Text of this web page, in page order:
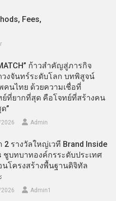
Fees,
ก้าวสำคัญสู่ภารกิจ
วงจันทร์ระดับโลก บทพิสูจน์
คนไทย ด้วยความเชื่อที่
ย์ที่ยากที่สุด คือโจทย์ที่สร้างคน
”
Admin
2 รางวัลใหญ่เวที Brand Inside
ชูบทบาทองค์กรระดับประเทศ
นโครงสร้างพื้นฐานดิจิทัล
Admin​1